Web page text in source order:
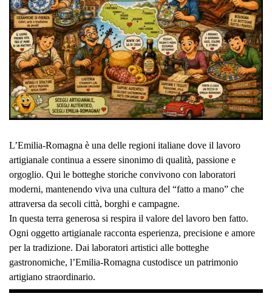
L’Emilia-Romagna è una delle regioni italiane dove il lavoro
artigianale continua a essere sinonimo di qualità, passione e
orgoglio. Qui le botteghe storiche convivono con laboratori
moderni, mantenendo viva una cultura del “fatto a mano” che
attraversa da secoli città, borghi e campagne.
In questa terra generosa si respira il valore del lavoro ben fatto.
Ogni oggetto artigianale racconta esperienza, precisione e amore
per la tradizione. Dai laboratori artistici alle botteghe
gastronomiche, l’Emilia-Romagna custodisce un patrimonio
artigiano straordinario.